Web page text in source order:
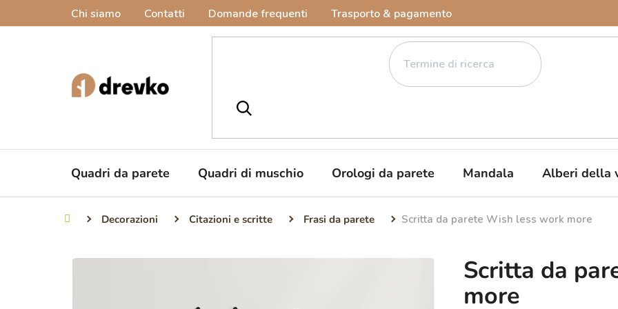
Chi siamo Contatti Domande frequenti Trasporto & pagamento
Quadri da parete Quadri di muschio Orologi da parete Mandala Alberi della
Casa Decorazioni Citazioni e scritte Frasi da parete Scritta da parete Wish less work more
Scritta da
more